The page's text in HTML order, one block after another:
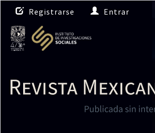
N
a
v
e
g
i
ó
Registrarse Entrar